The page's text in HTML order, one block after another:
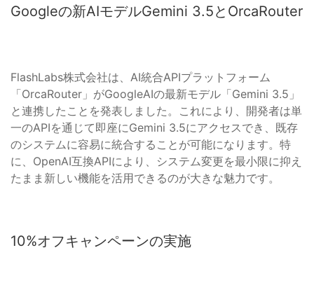
Googleの新AIモデルGemini 3.5とOrcaRouter
FlashLabs株式会社は、AI統合APIプラットフォーム
「OrcaRouter」がGoogleAIの最新モデル「Gemini 3.5」
と連携したことを発表しました。これにより、開発者は単
一のAPIを通じて即座にGemini 3.5にアクセスでき、既存
のシステムに容易に統合することが可能になります。特
に、OpenAI互換APIにより、システム変更を最小限に抑え
たまま新しい機能を活用できるのが大きな魅力です。
10%オフキャンペーンの実施